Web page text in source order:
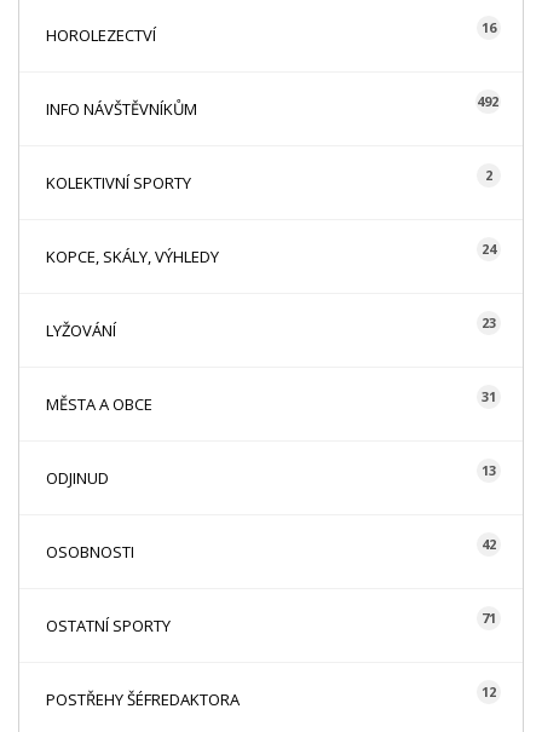
HOROLEZECTVÍ 16
INFO NÁVŠTĚVNÍKŮM 492
KOLEKTIVNÍ SPORTY 2
KOPCE, SKÁLY, VÝHLEDY 24
LYŽOVÁNÍ 23
MĚSTA A OBCE 31
ODJINUD 13
OSOBNOSTI 42
OSTATNÍ SPORTY 71
POSTŘEHY ŠÉFREDAKTORA 12